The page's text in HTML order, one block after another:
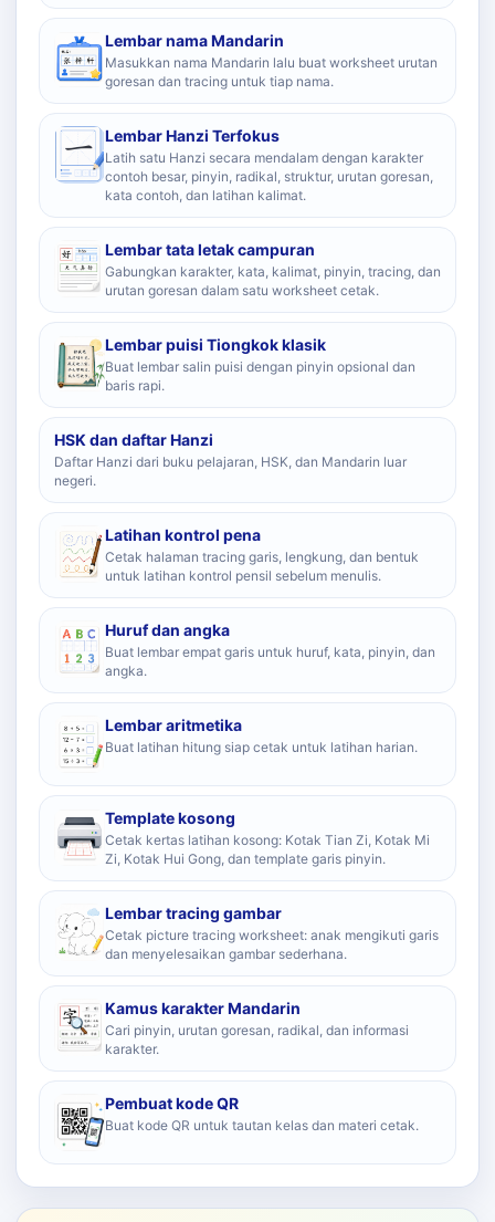
Lembar nama Mandarin
Masukkan nama Mandarin lalu buat worksheet urutan
goresan dan tracing untuk tiap nama.
Lembar Hanzi Terfokus
Latih satu Hanzi secara mendalam dengan karakter
contoh besar, pinyin, radikal, struktur, urutan goresan,
kata contoh, dan latihan kalimat.
Lembar tata letak campuran
Gabungkan karakter, kata, kalimat, pinyin, tracing, dan
urutan goresan dalam satu worksheet cetak.
Lembar puisi Tiongkok klasik
Buat lembar salin puisi dengan pinyin opsional dan
baris rapi.
HSK dan daftar Hanzi
Daftar Hanzi dari buku pelajaran, HSK, dan Mandarin luar
negeri.
Latihan kontrol pena
Cetak halaman tracing garis, lengkung, dan bentuk
untuk latihan kontrol pensil sebelum menulis.
Huruf dan angka
Buat lembar empat garis untuk huruf, kata, pinyin, dan
angka.
Lembar aritmetika
Buat latihan hitung siap cetak untuk latihan harian.
Template kosong
Cetak kertas latihan kosong: Kotak Tian Zi, Kotak Mi
Zi, Kotak Hui Gong, dan template garis pinyin.
Lembar tracing gambar
Cetak picture tracing worksheet: anak mengikuti garis
dan menyelesaikan gambar sederhana.
Kamus karakter Mandarin
Cari pinyin, urutan goresan, radikal, dan informasi
karakter.
Pembuat kode QR
Buat kode QR untuk tautan kelas dan materi cetak.